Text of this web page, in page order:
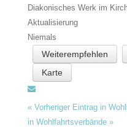
Diakonisches Werk im
Aktualisierung
Niemals
Weiterempfehlen
Karte
« Vorheriger Eintrag in
in Wohlfahrtsverbände »